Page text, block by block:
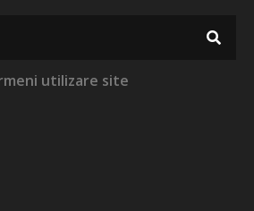
utilizare site